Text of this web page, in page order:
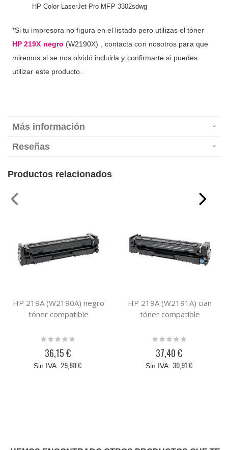
HP Color LaserJet Pro MFP 3302sdwg
*Si tu impresora no figura en el listado pero utilizas el tóner
HP 219X negro (W2190X) , contacta con nosotros para que
miremos si se nos olvidó incluirla y confirmarte si puedes
utilizar este producto.
Más información
Reseñas
Productos relacionados
HP 219A (W2190A) negro
tóner compatible
Rating:
36,15 €
29,88 €
HP 219A (W2191A) cian
tóner compatible
Rating:
37,40 €
30,91 €